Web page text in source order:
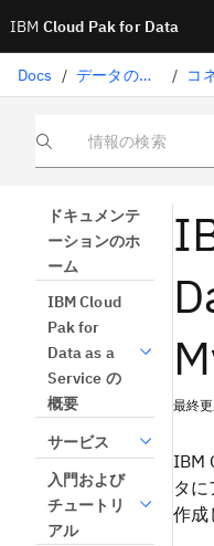
IBM Cloud Pak for Data
Docs / データの準備 /
情報の検索
ドキュメンテ
ーションのホ
ーム
IBM Cloud
Pak for
Data as a
Service の
概要
サービス
入門および
チュートリ
アル
最終
IBM
タ
作成